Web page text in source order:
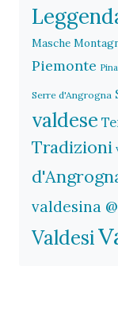
Masche
Piemonte
Serre d'Angrogna
valdese
Tradizioni
valdesina
Valdesi